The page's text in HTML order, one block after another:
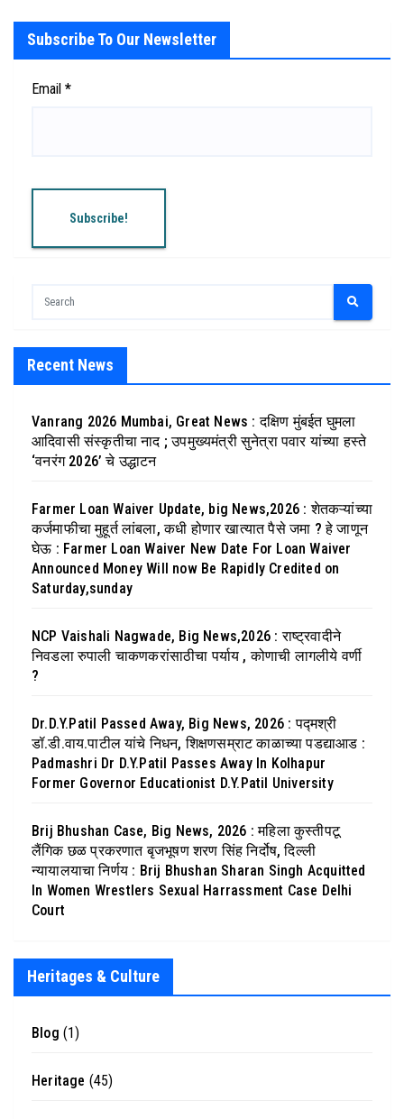
Subscribe To Our Newsletter
Email *
Recent News
Vanrang 2026 Mumbai, Great News : दक्षिण मुंबईत घुमला
आदिवासी संस्कृतीचा नाद ; उपमुख्यमंत्री सुनेत्रा पवार यांच्या हस्ते
‘वनरंग 2026’ चे उद्धाटन
Farmer Loan Waiver Update, big News,2026 : शेतकऱ्यांच्या
कर्जमाफीचा मुहूर्त लांबला, कधी होणार खात्यात पैसे जमा ? हे जाणून
घेऊ : Farmer Loan Waiver New Date For Loan Waiver
Announced Money Will now Be Rapidly Credited on
Saturday,sunday
NCP Vaishali Nagwade, Big News,2026 : राष्ट्रवादीने
निवडला रुपाली चाकणकरांसाठीचा पर्याय , कोणाची लागलीये वर्णी
?
Dr.D.Y.Patil Passed Away, Big News, 2026 : पद्मश्री
डॉ.डी.वाय.पाटील यांचे निधन, शिक्षणसम्राट काळाच्या पडद्याआड :
Padmashri Dr D.Y.Patil Passes Away In Kolhapur
Former Governor Educationist D.Y.Patil University
Brij Bhushan Case, Big News, 2026 : महिला कुस्तीपटू
लैंगिक छळ प्रकरणात बृजभूषण शरण सिंह निर्दोष, दिल्ली
न्यायालयाचा निर्णय : Brij Bhushan Sharan Singh Acquitted
In Women Wrestlers Sexual Harrassment Case Delhi
Court
Heritages & Culture
Blog (1)
Heritage (45)